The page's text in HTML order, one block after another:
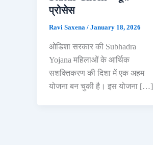
प्रोसेस
Ravi Saxena / January 18, 2026
ओडिशा सरकार की Subhadra
Yojana महिलाओं के आर्थिक
सशक्तिकरण की दिशा में एक अहम
योजना बन चुकी है। इस योजना […]